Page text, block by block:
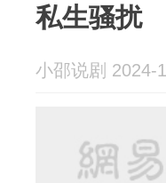
私生骚扰
小邵说剧 2024-